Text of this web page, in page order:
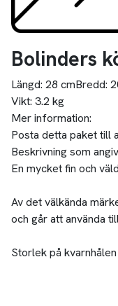
Bolinders
Längd: 28 cmBredd:
Vikt: 3.2 kg
Mer information:
Posta detta paket till
Beskrivning som
En mycket fin och
Av det välkända
och går att använda
Storlek på